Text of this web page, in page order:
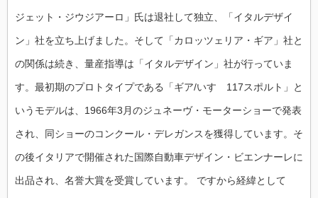
ジェット・ジウジアーロ」氏は退社して独立、「イタルデザイ
ン」社を立ち上げました。そして「カロッツェリア・ギア」社と
の関係は続き、量産指導は「イタルデザイン」社が行っていま
す。最初期のプロトタイプである「ギア/いすゞ117スポルト」と
いうモデルは、1966年3月のジュネーヴ・モーターショーで発表
され、同ショーのコンクール・デレガンスを獲得しています。そ
の後イタリアで開催された国際自動車デザイン・ビエンナーレに
出品され、名誉大賞を受賞しています。 ですから経緯として